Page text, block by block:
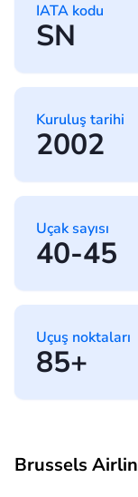
IATA kodu
SN
Kuruluş tarihi
2002
Uçak sayısı
40-45
Uçuş noktaları
85+
Brussels